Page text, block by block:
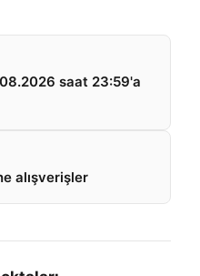
saat 23:59'a
alışverişler